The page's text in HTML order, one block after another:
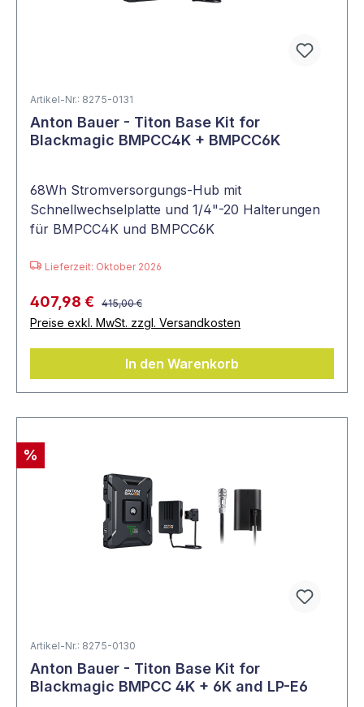
Artikel-Nr.: 8275-0131
Anton Bauer - Titon Base Kit for
Blackmagic BMPCC4K + BMPCC6K
68Wh Stromversorgungs-Hub mit
Schnellwechselplatte und 1/4"-20 Halterungen
für BMPCC4K und BMPCC6K
Lieferzeit: Oktober 2026
407,98 € 415,00 €
Preise exkl. MwSt. zzgl. Versandkosten
In den Warenkorb
%
Artikel-Nr.: 8275-0130
Anton Bauer - Titon Base Kit for
Blackmagic BMPCC 4K + 6K and LP-E6